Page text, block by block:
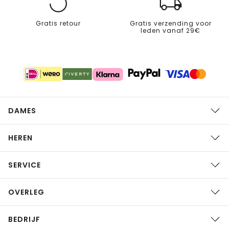
Gratis retour
Gratis verzending voor
leden vanaf 29€
DAMES
HEREN
SERVICE
OVERLEG
BEDRIJF